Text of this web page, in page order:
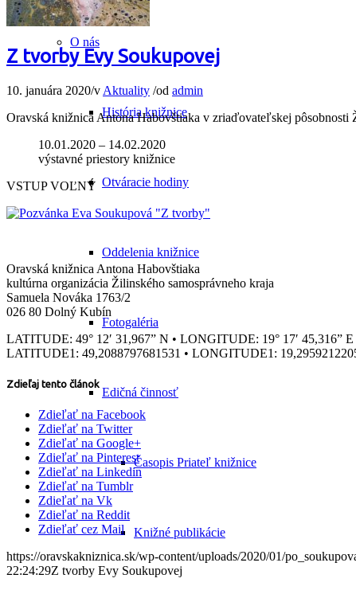
O nás
História knižnice
Otváracie hodiny
Oddelenia knižnice
Fotogaléria
Edičná činnosť
Časopis Priateľ knižnice
Knižné publikácie
Z tvorby Evy Soukupovej
10. januára 2020/v Aktuality /od admin
Oravská knižnica Antona Habovštiaka v zriaďovateľskej
10.01.2020 – 14.02.2020
výstavné priestory knižnice
VSTUP VOĽNÝ
Oravská knižnica Antona Habovštiaka
kultúrna organizácia Žilinského samosprávneho kraja
Samuela Nováka 1763/2
026 80 Dolný Kubín
LATITUDE: 49° 12′ 31,967” N • LONGITUDE: 19° 17′ 45,316” E
LATITUDE1: 49,2088797681531 • LONGITUDE1:
Zdieľaj tento článok
Zdieľať na Facebook
Zdieľať na Twitter
Zdieľať na Google+
Zdieľať na Pinterest
Zdieľať na Linkedin
Zdieľať na Tumblr
Zdieľať na Vk
Zdieľať na Reddit
Zdieľať cez Mail
https://oravskakniznica.sk/wp-content/uploads/2020/01/
22:24:29Z tvorby Evy Soukupovej